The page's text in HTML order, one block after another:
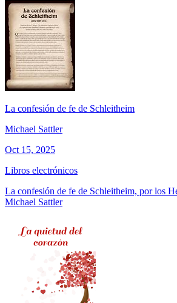
La confesión de fe de Schleitheim
Michael Sattler
Oct 15, 2025
Libros electrónicos
La confesión de fe de Schleitheim, por los
Michael Sattler